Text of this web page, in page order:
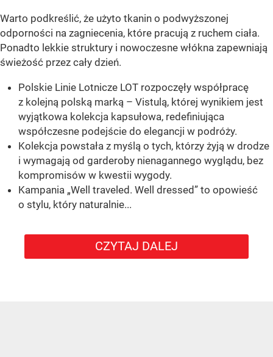
Warto podkreślić, że użyto tkanin o podwyższonej
odporności na zagniecenia, które pracują z ruchem ciała.
Ponadto lekkie struktury i nowoczesne włókna zapewniają
świeżość przez cały dzień.
Polskie Linie Lotnicze LOT rozpoczęły współpracę
z kolejną polską marką – Vistulą, której wynikiem jest
wyjątkowa kolekcja kapsułowa, redefiniująca
współczesne podejście do elegancji w podróży.
Kolekcja powstała z myślą o tych, którzy żyją w drodze
i wymagają od garderoby nienagannego wyglądu, bez
kompromisów w kwestii wygody.
Kampania „Well traveled. Well dressed” to opowieść
o stylu, który naturalnie...
CZYTAJ DALEJ